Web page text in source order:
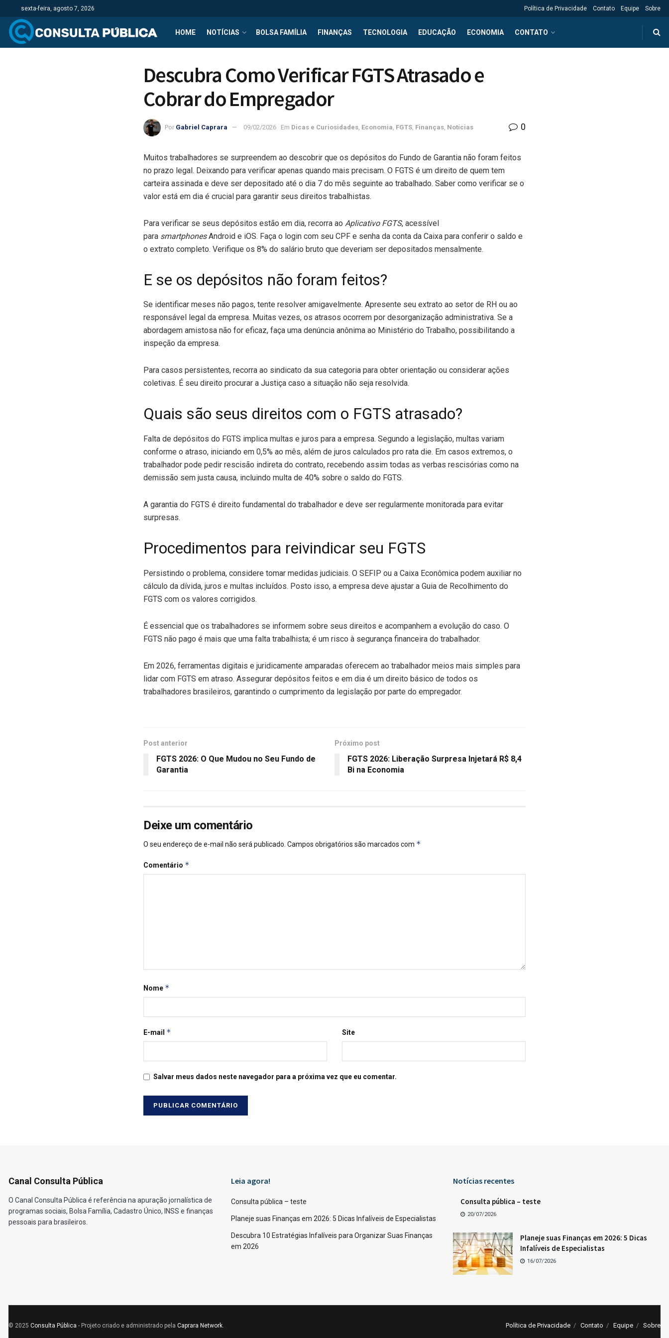
sexta-feira, agosto 7, 2026 Política de Privacidade Contato Equipe Sobre
HOME NOTÍCIAS BOLSA FAMÍLIA FINANÇAS TECNOLOGIA EDUCAÇÃO ECONOMIA CONTATO
Descubra Como Verificar FGTS Atrasado e
Cobrar do Empregador
Por Gabriel Caprara 09/02/2026 Em Dicas e Curiosidades Economia FGTS Finanças Notícias 0
Muitos trabalhadores se surpreendem ao descobrir que os depósitos do Fundo de Garantia não foram feitos
no prazo legal. Deixando para verificar apenas quando mais precisam. O FGTS é um direito de quem tem
carteira assinada e deve ser depositado até o dia 7 do mês seguinte ao trabalhado. Saber como verificar se o
valor está em dia é crucial para garantir seus direitos trabalhistas.
Para verificar se seus depósitos estão em dia, recorra ao Aplicativo FGTS, acessível
para smartphonesAndroid e iOS. Faça o login com seu CPF e senha da conta da Caixa para conferir o saldo e
o extrato completo. Verifique os 8% do salário bruto que deveriam ser depositados mensalmente.
E se os depósitos não foram feitos?
Se identificar meses não pagos, tente resolver amigavelmente. Apresente seu extrato ao setor de RH ou ao
responsável legal da empresa. Muitas vezes, os atrasos ocorrem por desorganização administrativa. Se a
abordagem amistosa não for eficaz, faça uma denúncia anônima ao Ministério do Trabalho, possibilitando a
inspeção da empresa.
Para casos persistentes, recorra ao sindicato da sua categoria para obter orientação ou considerar ações
coletivas. É seu direito procurar a Justiça caso a situação não seja resolvida.
Quais são seus direitos com o FGTS atrasado?
Falta de depósitos do FGTS implica multas e juros para a empresa. Segundo a legislação, multas variam
conforme o atraso, iniciando em 0,5% ao mês, além de juros calculados pro rata die. Em casos extremos, o
trabalhador pode pedir rescisão indireta do contrato, recebendo assim todas as verbas rescisórias como na
demissão sem justa causa, incluindo multa de 40% sobre o saldo do FGTS.
A garantia do FGTS é direito fundamental do trabalhador e deve ser regularmente monitorada para evitar
surpresas.
Procedimentos para reivindicar seu FGTS
Persistindo o problema, considere tomar medidas judiciais. O SEFIP ou a Caixa Econômica podem auxiliar no
cálculo da dívida, juros e multas incluídos. Posto isso, a empresa deve ajustar a Guia de Recolhimento do
FGTS com os valores corrigidos.
É essencial que os trabalhadores se informem sobre seus direitos e acompanhem a evolução do caso. O
FGTS não pago é mais que uma falta trabalhista; é um risco à segurança financeira do trabalhador.
Em 2026, ferramentas digitais e juridicamente amparadas oferecem ao trabalhador meios mais simples para
lidar com FGTS em atraso. Assegurar depósitos feitos e em dia é um direito básico de todos os
trabalhadores brasileiros, garantindo o cumprimento da legislação por parte do empregador.
Post anterior
FGTS 2026: O Que Mudou no Seu Fundo de
Garantia
Próximo post
FGTS 2026: Liberação Surpresa Injetará R$ 8,4
Bi na Economia
Deixe um comentário
O seu endereço de e-mail não será publicado. Campos obrigatórios são marcados com *
Comentário *
Nome *
E-mail * Site
Salvar meus dados neste navegador para a próxima vez que eu comentar.
Canal Consulta Pública
O Canal Consulta Pública é referência na apuração jornalística de
programas sociais, Bolsa Família, Cadastro Único, INSS e finanças
pessoais para brasileiros.
Leia agora!
Consulta pública – teste
Planeje suas Finanças em 2026: 5 Dicas Infalíveis de Especialistas
Descubra 10 Estratégias Infalíveis para Organizar Suas Finanças
em 2026
Notícias recentes
Consulta pública – teste
20/07/2026
Planeje suas Finanças em 2026: 5 Dicas
Infalíveis de Especialistas
16/07/2026
Política de Privacidade Contato Equipe Sobre
© 2025 Consulta Pública - Projeto criado e administrado pela Caprara Network.